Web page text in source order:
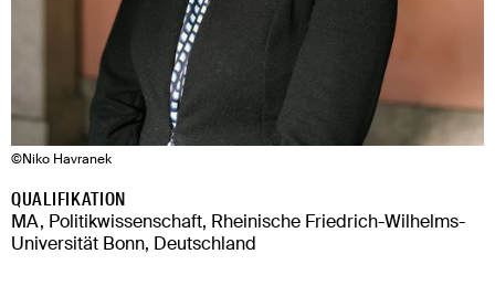
©Niko Havranek
QUALIFIKATION
MA, Politikwissenschaft, Rheinische Friedrich-Wilhelms-
Universität Bonn, Deutschland